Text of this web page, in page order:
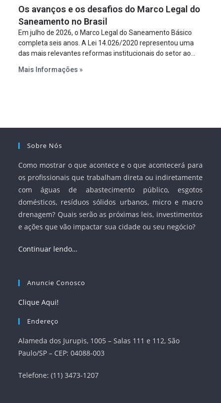
projeto a projeto.
Os avanços e os desafios do Marco Legal do
Saneamento no Brasil
Em julho de 2026, o Marco Legal do Saneamento Básico
completa seis anos. A Lei 14.026/2020 representou uma
das mais relevantes reformas institucionais do setor ao
serviços, ampliar a participação da iniciativa privada,
Mais Informações »
Sobre Nós
Como mostrar o que acontece e o que acontecerá para
os profissionais que trabalham direta ou indiretamente
com águas de abastecimento público, esgotos
domésticos, resíduos sólidos urbanos, micro e macro
drenagem? Quais serão as próximas leis, investimentos
e ações que vão impactar sua cidade ou seu negócio?
Continuar lendo…
Anuncie Conosco
Clique Aqui!
Endereço
Alameda dos Jurupis, 1005 – Salas 111 e 112, São
Paulo/SP – CEP: 04088-003
Telefone: (11) 3473-1207